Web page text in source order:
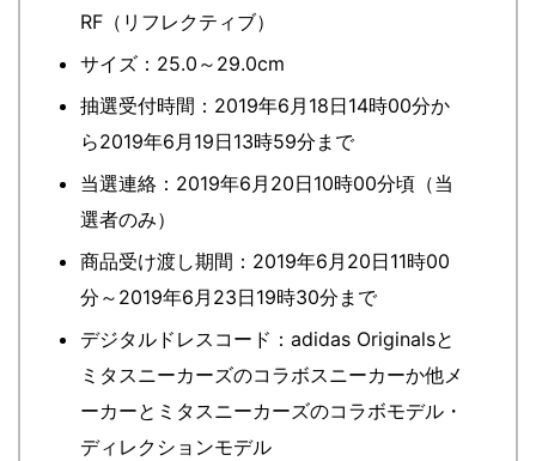
RF（リフレクティブ）
サイズ：25.0～29.0cm
抽選受付時間：2019年6月18日14時00分か
ら2019年6月19日13時59分まで
当選連絡：2019年6月20日10時00分頃（当
選者のみ）
商品受け渡し期間：2019年6月20日11時00
分～2019年6月23日19時30分まで
デジタルドレスコード：adidas Originalsと
ミタスニーカーズのコラボスニーカーか他メ
ーカーとミタスニーカーズのコラボモデル・
ディレクションモデル